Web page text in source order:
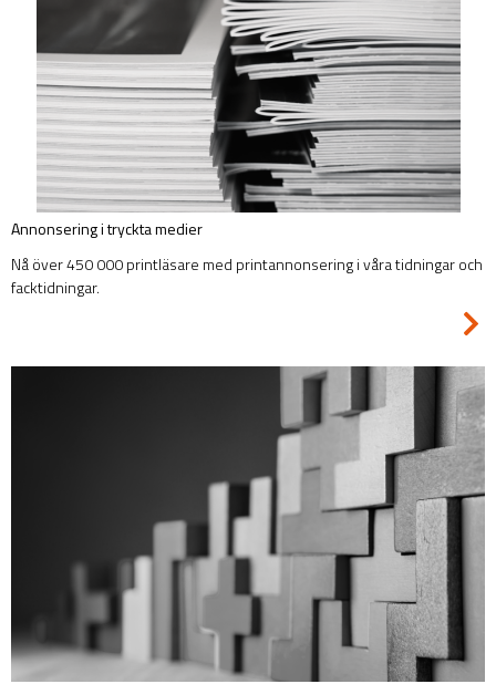
Annonsering i tryckta medier
Nå över 450 000 printläsare med printannonsering i våra tidningar och
facktidningar.